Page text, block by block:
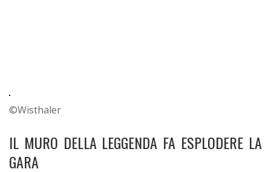
©Wisthaler
IL MURO DELLA LEGGENDA FA ESPLODERE LA
GARA